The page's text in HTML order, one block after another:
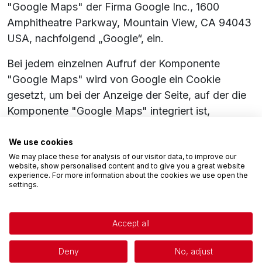
"Google Maps" der Firma Google Inc., 1600
Amphitheatre Parkway, Mountain View, CA 94043
USA, nachfolgend „Google“, ein.
Bei jedem einzelnen Aufruf der Komponente
"Google Maps" wird von Google ein Cookie
gesetzt, um bei der Anzeige der Seite, auf der die
Komponente "Google Maps" integriert ist,
Dieses Cookie wird im Regelfall nicht durch das
Schließen des Browsers gelöscht, sondern läuft
nach einer bestimmten Zeit ab, soweit es nicht von
Ihnen zuvor manuell gelöscht wird.
Wenn Sie mit dieser Verarbeitung Ihrer Daten nicht
einverstanden sind, so besteht die Möglichkeit,
den Service von "Google Maps" zu deaktivieren
und auf diesem Weg die Übertragung von Daten
We use cookies
We may place these for analysis of our visitor data, to improve our
website, show personalised content and to give you a great website
experience. For more information about the cookies we use open the
settings.
Accept all
Deny No, adjust